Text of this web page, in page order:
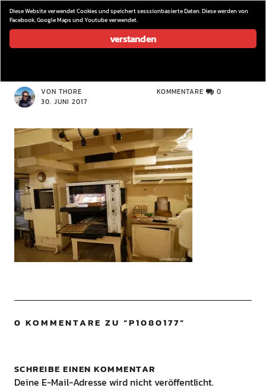
wieder los…
VON THORE
30. JUNI 2017
KOMMENTARE 0
0 KOMMENTARE ZU “P1080177”
SCHREIBE EINEN KOMMENTAR
Deine E-Mail-Adresse wird nicht veröffentlicht.
Diese Website verwendet Cookies und speichert sesssionbasierte Daten. Diese werden von
Facebook, Google Maps und Youtube verwendet.
verstanden